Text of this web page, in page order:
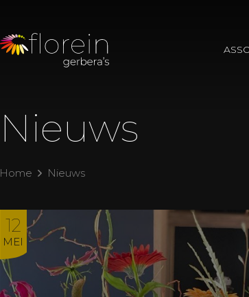
Nieuws
Home Nieuws
12
MEI